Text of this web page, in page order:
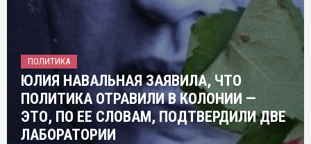
ПОЛИТИКА
ЮЛИЯ НАВАЛЬНАЯ ЗАЯВИЛА, ЧТО
ПОЛИТИКА ОТРАВИЛИ В КОЛОНИИ —
ЭТО, ПО ЕЕ СЛОВАМ, ПОДТВЕРДИЛИ ДВЕ
ЛАБОРАТОРИИ